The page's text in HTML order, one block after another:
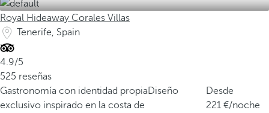
Royal Hideaway Corales Villas
Tenerife, Spain
4.9/5
525 reseñas
Gastronomía con identidad propiaDiseño
exclusivo inspirado en la costa de
Desde
221
/noche